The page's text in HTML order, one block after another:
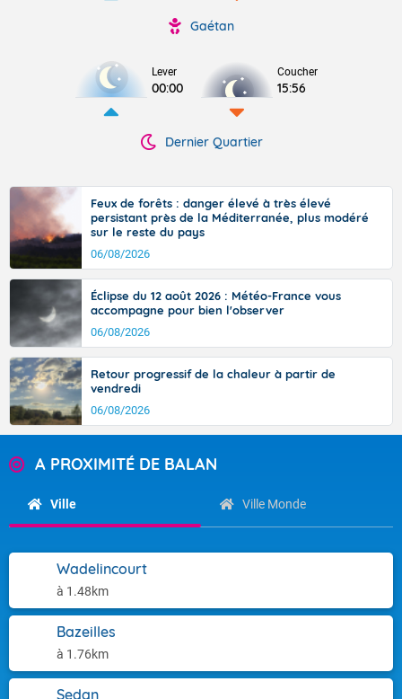
Gaétan
Lever
00:00
Coucher
15:56
Dernier Quartier
Feux de forêts : danger élevé à très élevé
persistant près de la Méditerranée, plus modéré
sur le reste du pays
06/08/2026
Éclipse du 12 août 2026 : Météo-France vous
accompagne pour bien l'observer
06/08/2026
Retour progressif de la chaleur à partir de
vendredi
06/08/2026
A PROXIMITÉ DE BALAN
Ville Ville Monde
Wadelincourt
à 1.48km
Bazeilles
à 1.76km
Sedan